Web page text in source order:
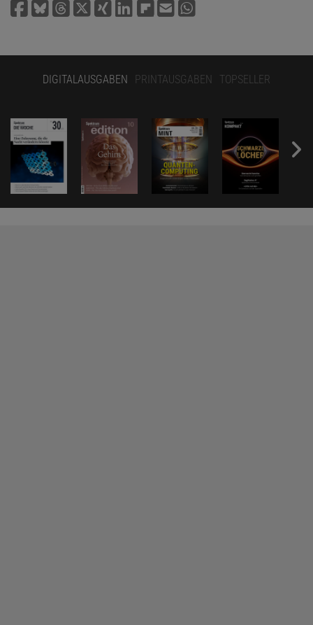
DIGITALAUSGABEN PRINTAUSGABEN TOPSELLER